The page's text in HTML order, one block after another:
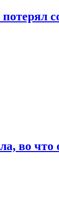
во